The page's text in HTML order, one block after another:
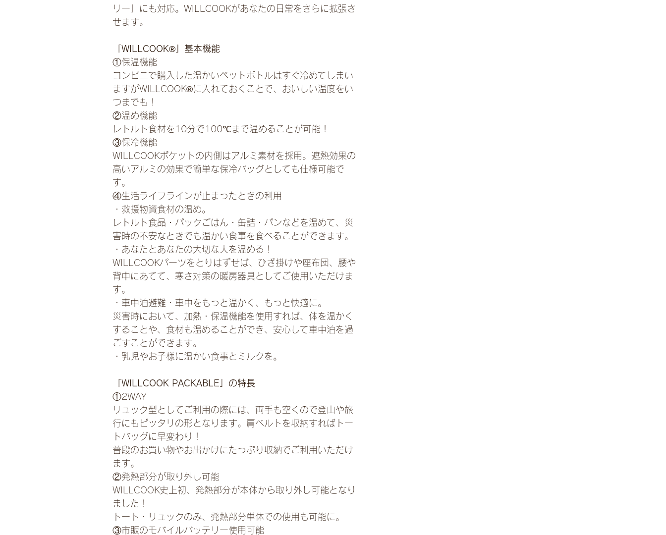
リー」にも対応。WILLCOOKがあなたの日常をさらに拡張さ
せます。
「WILLCOOK®」基本機能
①保温機能
コンビニで購入した温かいペットボトルはすぐ冷めてしまい
ますがWILLCOOK®に入れておくことで、おいしい温度をい
つまでも！
②温め機能
レトルト食材を10分で100℃まで温めることが可能！
③保冷機能
WILLCOOKポケットの内側はアルミ素材を採用。遮熱効果の
高いアルミの効果で簡単な保冷バッグとしても仕様可能で
す。
④生活ライフラインが止まったときの利用
・救援物資食材の温め。
レトルト食品・パックごはん・缶詰・パンなどを温めて、災
害時の不安なときでも温かい食事を食べることができます。
・あなたとあなたの大切な人を温める！
WILLCOOKパーツをとりはずせば、ひざ掛けや座布団、腰や
背中にあてて、寒さ対策の暖房器具としてご使用いただけま
す。
・車中泊避難・車中をもっと温かく、もっと快適に。
災害時において、加熱・保温機能を使用すれば、体を温かく
することや、食材も温めることができ、安心して車中泊を過
ごすことができます。
・乳児やお子様に温かい食事とミルクを。
「WILLCOOK PACKABLE」の特長
①2WAY
リュック型としてご利用の際には、両手も空くので登山や旅
行にもピッタリの形となります。肩ベルトを収納すればトー
トバッグに早変わり！
普段のお買い物やお出かけにたっぷり収納でご利用いただけ
ます。
②発熱部分が取り外し可能
WILLCOOK史上初、発熱部分が本体から取り外し可能となり
ました！
トート・リュックのみ、発熱部分単体での使用も可能に。
③市販のモバイルバッテリー使用可能